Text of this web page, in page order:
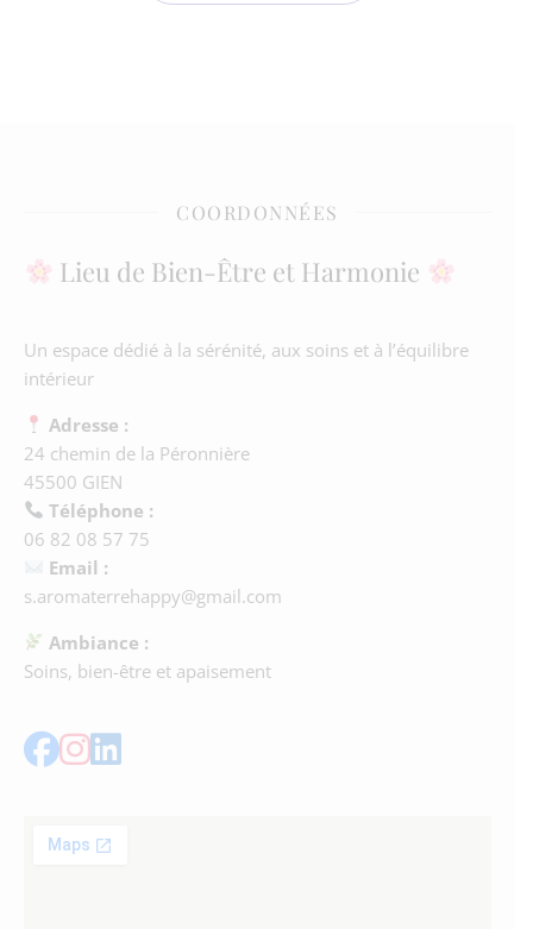
COORDONNÉES
Lieu de Bien-Être et Harmonie
Un espace dédié à la sérénité, aux soins et à l’équilibre
intérieur
Adresse :
24 chemin de la Péronnière
45500 GIEN
Téléphone :
06 82 08 57 75
Email :
s.aromaterrehappy@gmail.com
Ambiance :
Soins, bien-être et apaisement